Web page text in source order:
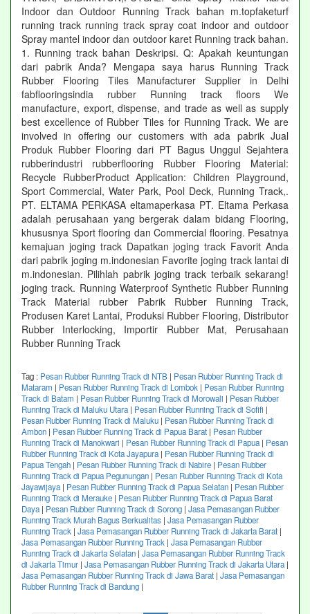
Indoor dan Outdoor Running Track bahan m.topfaketurf
running track running track spray coat indoor and outdoor
Spray mantel indoor dan outdoor karet Running track bahan.
1. Running track bahan Deskripsi. Q: Apakah keuntungan
dari pabrik Anda? Mengapa saya harus Running Track
Rubber Flooring Tiles Manufacturer Supplier in Delhi
fabflooringsindia rubber Running track floors We
manufacture, export, dispense, and trade as well as supply
best excellence of Rubber Tiles for Running Track. We are
involved in offering our customers with ada pabrik Jual
Produk Rubber Flooring dari PT Bagus Unggul Sejahtera
rubberindustri rubberflooring Rubber Flooring Material:
Recycle RubberProduct Application: Children Playground,
Sport Commercial, Water Park, Pool Deck, Running Track,.
PT. ELTAMA PERKASA eltamaperkasa PT. Eltama Perkasa
adalah perusahaan yang bergerak dalam bidang Flooring,
khususnya Sport flooring dan Commercial flooring. Pesatnya
kemajuan joging track Dapatkan joging track Favorit Anda
dari pabrik joging m.indonesian Favorite joging track lantai di
m.indonesian. Pilihlah pabrik joging track terbaik sekarang!
joging track. Running Waterproof Synthetic Rubber Running
Track Material rubber Pabrik Rubber Running Track,
Produsen Karet Lantai, Produksi Rubber Flooring, Distributor
Rubber Interlocking, Importir Rubber Mat, Perusahaan
Rubber Running Track
Tag : Pesan Rubber Running Track di NTB | Pesan Rubber Running Track di
Mataram | Pesan Rubber Running Track di Lombok | Pesan Rubber Running
Track di Batam | Pesan Rubber Running Track di Morowali | Pesan Rubber
Running Track di Maluku Utara| Pesan Rubber Running Track di Sofifi |
Pesan Rubber Running Track di Maluku | Pesan Rubber Running Track di
Ambon | Pesan Rubber Running Track di Papua Barat | Pesan Rubber
Running Track di Manokwari | Pesan Rubber Running Track di Papua| Pesan
Rubber Running Track di Kota Jayapura| Pesan Rubber Running Track di
Papua Tengah | Pesan Rubber Running Track di Nabire | Pesan Rubber
Running Track di Papua Pegunungan | Pesan Rubber Running Track di Kota
Jayawijaya| Pesan Rubber Running Track di Papua Selatan | Pesan Rubber
Running Track di Merauke | Pesan Rubber Running Track di Papua Barat
Daya| Pesan Rubber Running Track di Sorong | Jasa Pemasangan Rubber
Running Track Murah Bagus Berkualitas | Jasa Pemasangan Rubber
Running Track | Jasa Pemasangan Rubber Running Track di Jakarta Barat |
Jasa Pemasangan Rubber Running Track | Jasa Pemasangan Rubber
Running Track di Jakarta Selatan | Jasa Pemasangan Rubber Running Track
di Jakarta Timur | Jasa Pemasangan Rubber Running Track di Jakarta Utara|
Jasa Pemasangan Rubber Running Track di Jawa Barat | Jasa Pemasangan
Rubber Running Track di Bandung |